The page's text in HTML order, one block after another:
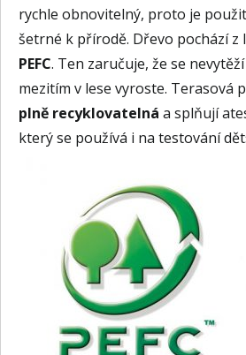
rychle obnovitelný, proto je
šetrné k přírodě. Dřevo pochází z
PEFC. Ten zaručuje, že se
mezitím v lese vyroste. Terasová
plně recyklovatelná a splňují
který se používá i na testování